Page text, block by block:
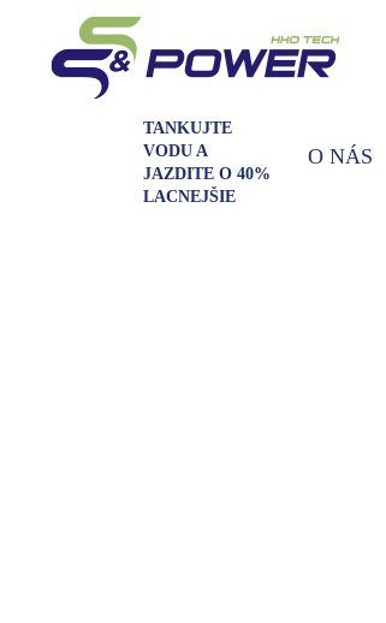
TANKUJTE
VODU A
JAZDITE O 40%
LACNEJŠIE
O NÁS